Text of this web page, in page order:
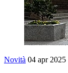
Novità 04 apr 2025